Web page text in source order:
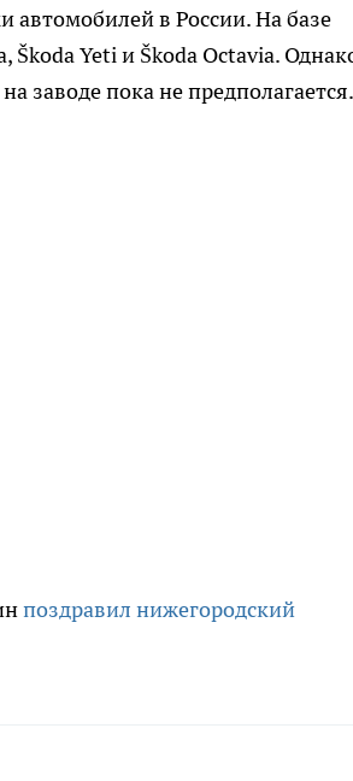
автомобилей в России. На базе
Škoda Yeti и Škoda Octavia.
заводе пока не предполагается.
поздравил нижегородский